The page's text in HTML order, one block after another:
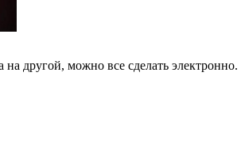
другой, можно все сделать электронно.